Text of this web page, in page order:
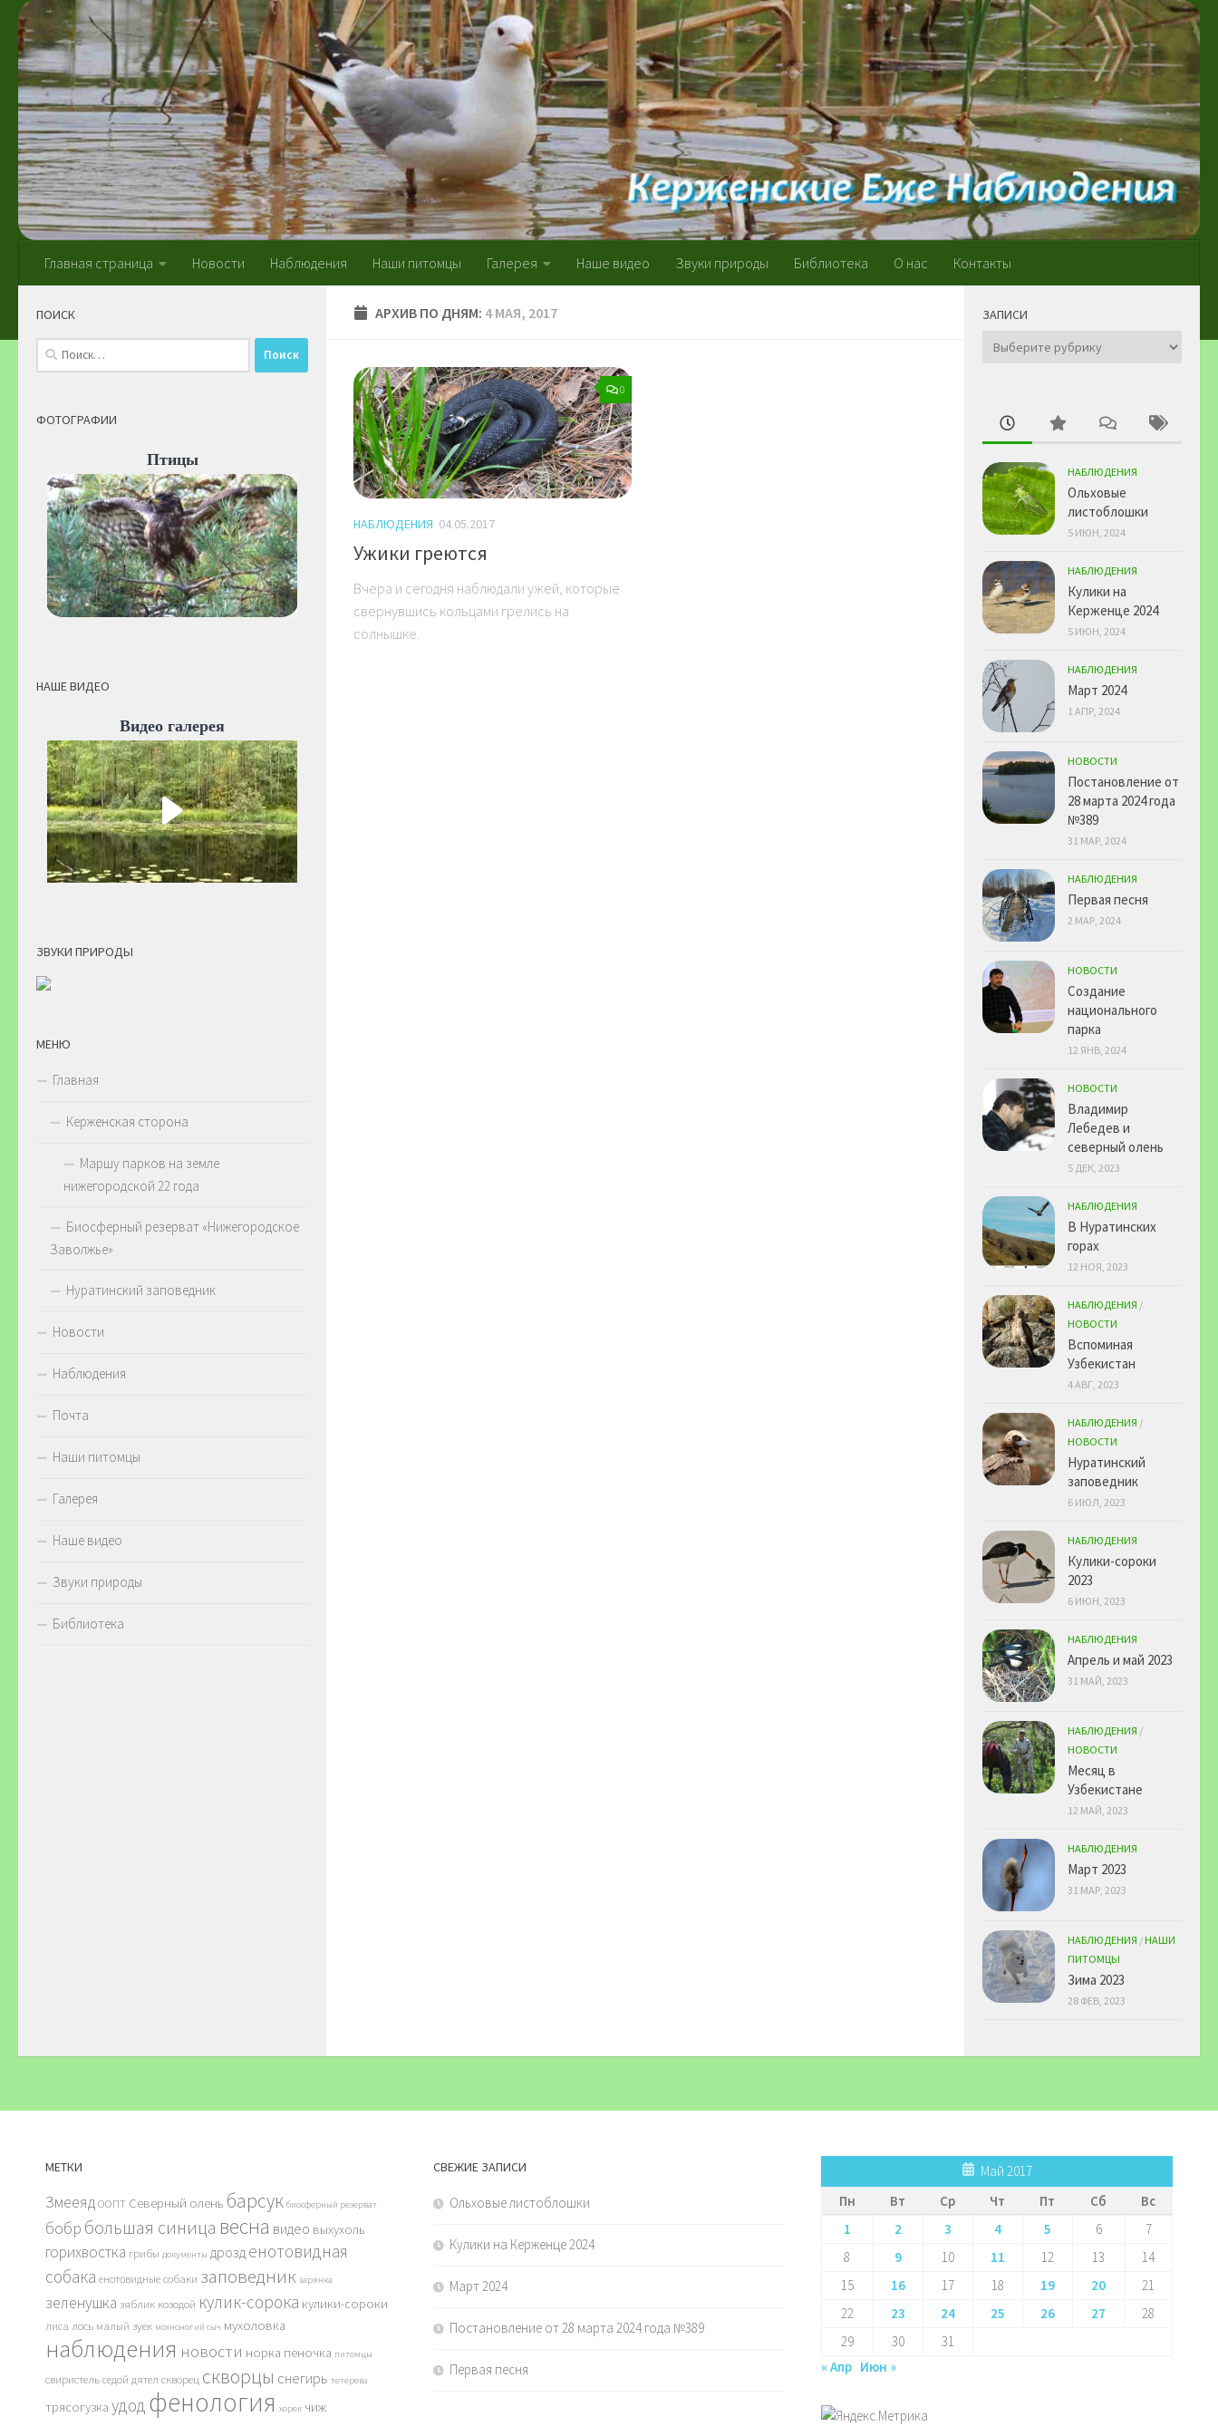
Skip to content
Главная страница Новости Наблюдения Наши питомцы Галерея Наше видео Звуки природы Библиотека О нас Контакты
АРХИВ ПО ДНЯМ: 4 МАЯ, 2017
0
НАБЛЮДЕНИЯ 04.05.2017
Ужики греются
Вчера и сегодня наблюдали ужей, которые
свернувшись кольцами грелись на
солнышке.
ПОИСК
Найти:
ФОТОГРАФИИ
Птицы
НАШЕ ВИДЕО
Видео галерея
ЗВУКИ ПРИРОДЫ
МЕНЮ
Главная
Керженская сторона
Маршу парков на земле
нижегородской 22 года
Биосферный резерват «Нижегородское
Заволжье»
Нуратинский заповедник
Новости
Наблюдения
Почта
Наши питомцы
Галерея
Наше видео
Звуки природы
Библиотека
ЗАПИСИ
Записи
НАБЛЮДЕНИЯ
Ольховые
листоблошки
5 ИЮН, 2024
НАБЛЮДЕНИЯ
Кулики на
Керженце 2024
5 ИЮН, 2024
НАБЛЮДЕНИЯ
Март 2024
1 АПР, 2024
НОВОСТИ
Постановление от
28 марта 2024 года
№389
31 МАР, 2024
НАБЛЮДЕНИЯ
Первая песня
2 МАР, 2024
НОВОСТИ
Создание
национального
парка
12 ЯНВ, 2024
НОВОСТИ
Владимир
Лебедев и
северный олень
5 ДЕК, 2023
НАБЛЮДЕНИЯ
В Нуратинских
горах
12 НОЯ, 2023
НАБЛЮДЕНИЯ /
НОВОСТИ
Вспоминая
Узбекистан
4 АВГ, 2023
НАБЛЮДЕНИЯ /
НОВОСТИ
Нуратинский
заповедник
6 ИЮЛ, 2023
НАБЛЮДЕНИЯ
Кулики-сороки
2023
6 ИЮН, 2023
НАБЛЮДЕНИЯ
Апрель и май 2023
31 МАЙ, 2023
НАБЛЮДЕНИЯ /
НОВОСТИ
Месяц в
Узбекистане
12 МАЙ, 2023
НАБЛЮДЕНИЯ
Март 2023
31 МАР, 2023
НАБЛЮДЕНИЯ /НАШИ
ПИТОМЦЫ
Зима 2023
28 ФЕВ, 2023
МЕТКИ
ЗмееядООПТ Северный олень барсук биосферный резерват
бобр большая синица весна видео выхухоль
горихвостка грибы документы дрозд енотовидная
собака енотовидные собаки заповедник зарянка
зеленушка зяблик козодой кулик-сорока кулики-сороки
лиса лось малый зуек мохноногий сыч мухоловка
наблюдения новости норка пеночка питомцы
свиристельседой дятел скворец скворцы снегирь тетерева
трясогузка удод фенология хорек чиж
СВЕЖИЕ ЗАПИСИ
Ольховые листоблошки
Кулики на Керженце 2024
Март 2024
Постановление от 28 марта 2024 года №389
Первая песня
Май 2017
Пн
Вт Ср Чт Пт Сб
Вс
1
2 3 4 5 6
7
8
9 10 11 12 13
14
15
16 17 18 19 20
21
22
23 24 25 26 27
28
29
30
31
« Апр Июн »